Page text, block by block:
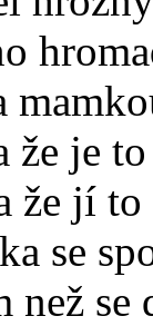
že je
že jí
se
se